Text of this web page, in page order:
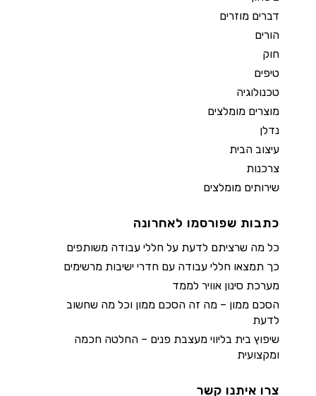
דברים מוזרים
הורים
חוק
טיפים
טכנולוגיה
מוצרים מומלצים
נדלן
עיצוב הבית
צרכנות
שירותים מומלצים
כתבות שפורסמו לאחרונה
כל מה שרציתם לדעת על חללי עבודה משותפים
כך תמצאו חללי עבודה עם חדרי ישיבות מרשימים
מערכת סינון אוויר לממד
הסכם ממון – מה זה הסכם ממון וכל מה שחשוב
לדעת
שיפוץ בית בליווי מעצבת פנים – החלטה חכמה
ומקצועית
צרו איתנו קשר